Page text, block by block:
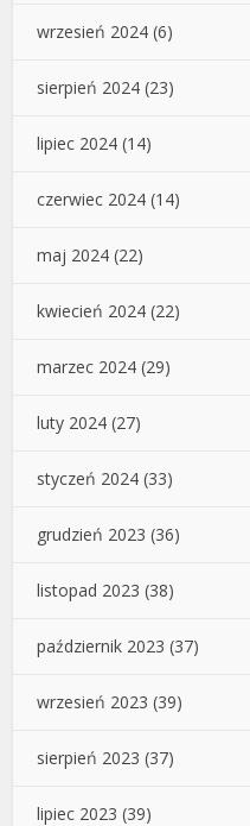
wrzesień 2024 (6)
sierpień 2024 (23)
lipiec 2024 (14)
czerwiec 2024 (14)
maj 2024 (22)
kwiecień 2024 (22)
marzec 2024 (29)
luty 2024 (27)
styczeń 2024 (33)
grudzień 2023 (36)
listopad 2023 (38)
październik 2023 (37)
wrzesień 2023 (39)
sierpień 2023 (37)
lipiec 2023 (39)